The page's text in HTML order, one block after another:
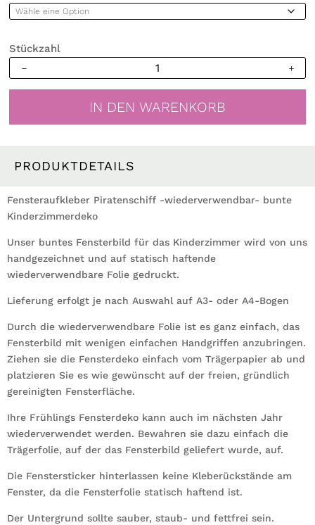
Stückzahl
Kinderzimmer
wiederverwendbare
Pirat
Menge
IN DEN WARENKORB
PRODUKTDETAILS
Fensteraufkleber Piratenschiff -wiederverwendbar- bunte
Kinderzimmerdeko
Unser buntes Fensterbild für das Kinderzimmer wird von uns
handgezeichnet und auf statisch haftende
wiederverwendbare Folie gedruckt.
Lieferung erfolgt je nach Auswahl auf A3- oder A4-Bogen
Durch die wiederverwendbare Folie ist es ganz einfach, das
Fensterbild mit wenigen einfachen Handgriffen anzubringen.
Ziehen sie die Fensterdeko einfach vom Trägerpapier ab und
platzieren Sie es wie gewünscht auf der freien, gründlich
gereinigten Fensterfläche.
Ihre Frühlings Fensterdeko kann auch im nächsten Jahr
wiederverwendet werden. Bewahren sie dazu einfach die
Trägerfolie, auf der das Fensterbild geliefert wurde, auf.
Die Fenstersticker hinterlassen keine Kleberückstände am
Fenster, da die Fensterfolie statisch haftend ist.
Der Untergrund sollte sauber, staub- und fettfrei sein.